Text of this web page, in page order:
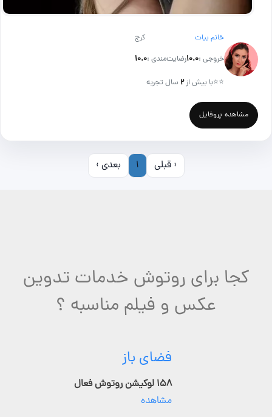
خانم بیات کرج
خروجی :۱۰.۰رضایت‌مندی :۱۰.۰
⭐⭐با بیش از۲ سال تجربه
مشاهده پروفایل
‹ قبلی 1 بعدی ›
کجا برای روتوش خدمات تدوین
عکس و فیلم مناسبه ؟
فضای باز
۱۵۸ لوکیشن روتوش فعال
مشاهده